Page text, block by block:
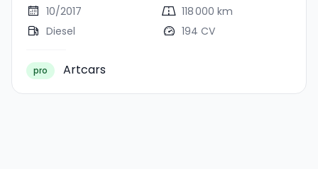
10/2017
118 000 km
Diesel
194 CV
pro Artcars